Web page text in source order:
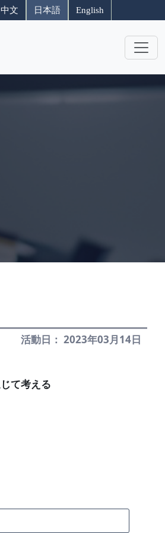
中文 日本語 English
活動日： 2023年03月14日
て考える